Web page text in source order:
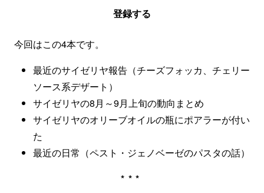
登録する
今回はこの4本です。
最近のサイゼリヤ報告（チーズフォッカ、チェリー
ソース系デザート）
サイゼリヤの8月～9月上旬の動向まとめ
サイゼリヤのオリーブオイルの瓶にポアラーが付い
た
最近の日常（ペスト・ジェノベーゼのパスタの話）
***